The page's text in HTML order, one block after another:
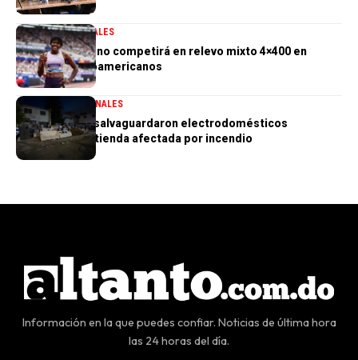
2027
DEPORTESGENERALES
Marileidy Paulino competirá en relevo mixto 4×400 en
Juegos Centroamericanos
GENERALES NACIONALES
PN aclara que salvaguardaron electrodomésticos
sustraídos de tienda afectada por incendio
Información en la que puedes confiar. Noticias de última hora
las 24 horas del día.